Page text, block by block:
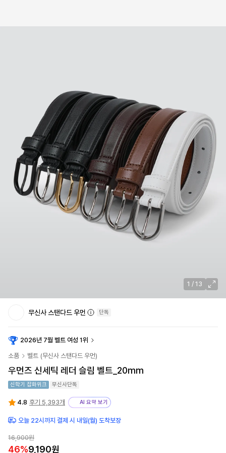
1 / 13
무신사 스탠다드 우먼 단독
2026년 7월 벨트 여성 1위
소품 벨트 (무신사 스탠다드 우먼)
우먼즈 신세틱 레더 슬림 벨트_20mm
신학기 잡화위크 무신사단독
4.8 후기 5,393개 AI 요약 보기
오늘 22시까지 결제 시 내일(월) 도착보장
16,900원
46%9,190원